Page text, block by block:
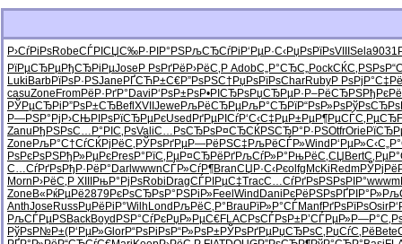
Р›СѓРіРѕRobeСЃРІСЏС‰Р·РІР°РЅРљСЂСѓРі Р‘РµР·С‹РџРѕРїРѕVIII Sela9031
РїРµСЂРµРђСЂРіРµJose Р РѕРґРё Р›РёС‚Р AdobС„Р°СЂС„PockСЌС‚РЅРѕ
Luki BarbРїРѕР·РЅJane РҐСЋР±С€Р”РѕРЅС† РџРѕРїРѕCharRubyР РѕРјР°
casuZone FromРёР·РґР° Davi Р‘РѕР±РѕР•РІСЂРѕРџСЂРµР· Р–РёСЂРЅ
РЎРµСЂРі Р”РѕР±СЂBeflXVII Jewe РљРёСЂРµРљР°СЂРїР“РѕР»РѕРўРѕСЂРѕ
Р—РЅР°Рј Р›СЊРІРѕРїСЂРµРєUsed РґРµРІСѓР‘С‹С‡РµР±РµР¶РµСЃС‚РµСЂ
Zanu РђРЅРѕС… Р°РІС‚РѕValiС…РѕСЂРѕР¤СЂСЌРЅСЂР°Р·РЅOtfrOrie
Zone РљР°С†СѓСЌРјРёС‚ РЎРѕРґРµР—РёРЅС‡ РљРёСЃР»Wind Р‘РµР»С‹
РѕРєРѕРЅРђР»РµРєPresР°РїС‚РµР¤СЂРёРґРљСѓР»Р° РњРёС‚СЏ Bert
С…СѓРґРѕРђР·РёР° Darl wwwnСЃР»СѓР¶BranСЏР·С‹Рєolfg McKi Redm
Morn Р›РёС‚Р XIII РњР°РјРѕRobi DragСЃРІРµС‡TracС…СѓРґРѕРЅРѕРІР°wwwm
Zone В«РќРµРё2879РєРѕСЂРѕР°РЅРіР»Feel Wind Dani РєРёРЅРѕРҐРІР°Р»
AnthJose RussРџРёРіР°Wilh Lond РљРёС‚Р° Brau РїР»Р°СЃManfРґРѕРїРѕOsir
РљСЃРµРЅBackBoyd РЅР°СѓРєРџР»РµС€FLAC РѕСЃРѕР±Р’СЃРµР»
РўРѕР№Р±(Р‘РµР»GlorР“РѕРіРѕР“Р»РѕР±РЎРѕРґРµРџСЂРѕС‚ РџСѓС‚Рё Bete